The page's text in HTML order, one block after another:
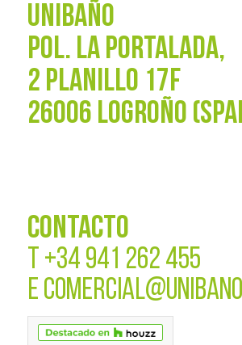
UNIBAÑO
POL. La Portalada,
2 PLANILLO 17F
26006 LOGROÑO
CONTACTO
T +34 941 262 455
E